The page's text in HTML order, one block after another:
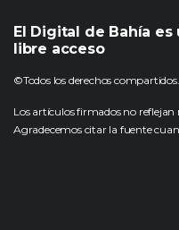
El Digital de Bahía
libre acceso
©Todos los derechos compartidos.
Los artículos firmados no reflejan
Agradecemos citar la fuente